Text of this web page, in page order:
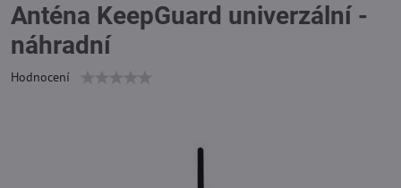
Anténa KeepGuard univerzální -
náhradní
Hodnocení